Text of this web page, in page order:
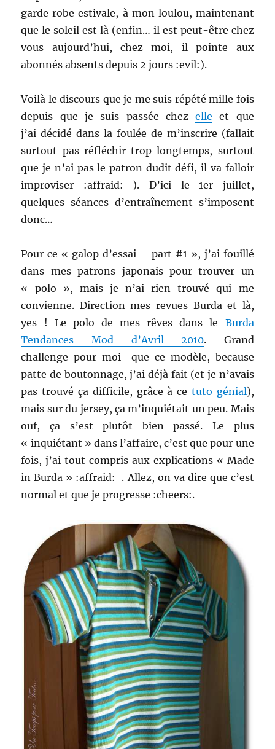
garde robe estivale, à mon loulou, maintenant
que le soleil est là (enfin… il est peut-être chez
vous aujourd’hui, chez moi, il pointe aux
abonnés absents depuis 2 jours :evil:).
Voilà le discours que je me suis répété mille fois
depuis que je suis passée chezelle et que
j’ai décidé dans la foulée de m’inscrire (fallait
surtout pas réfléchir trop longtemps, surtout
que je n’ai pas le patron dudit défi, il va falloir
improviser :affraid: ). D’ici le 1er juillet,
quelques séances d’entraînement s’imposent
donc…
Pour ce « galop d’essai – part #1 », j’ai fouillé
dans mes patrons japonais pour trouver un
« polo », mais je n’ai rien trouvé qui me
convienne. Direction mes revues Burda et là,
yes ! Le polo de mes rêves dans le Burda
Tendances Mod d’Avril 2010. Grand
challenge pour moi que ce modèle, because
patte de boutonnage, j’ai déjà fait (et je n’avais
pas trouvé ça difficile, grâce à ce tuto génial),
mais sur du jersey, ça m’inquiétait un peu. Mais
ouf, ça s’est plutôt bien passé. Le plus
« inquiétant » dans l’affaire, c’est que pour une
fois, j’ai tout compris aux explications « Made
in Burda » :affraid: . Allez, on va dire que c’est
normal et que je progresse :cheers:.